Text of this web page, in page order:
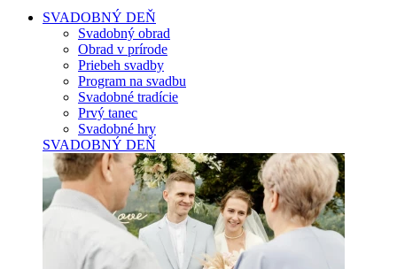
SVADOBNÝ DEŇ
Svadobný obrad
Obrad v prírode
Priebeh svadby
Program na svadbu
Svadobné tradície
Prvý tanec
Svadobné hry
SVADOBNÝ DEŇ